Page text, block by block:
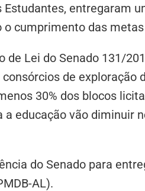
Estudantes, entregaram
cumprimento das metas
Lei do Senado 131/
de exploração
30% dos blocos
educação vão diminuir
do Senado para
AL).